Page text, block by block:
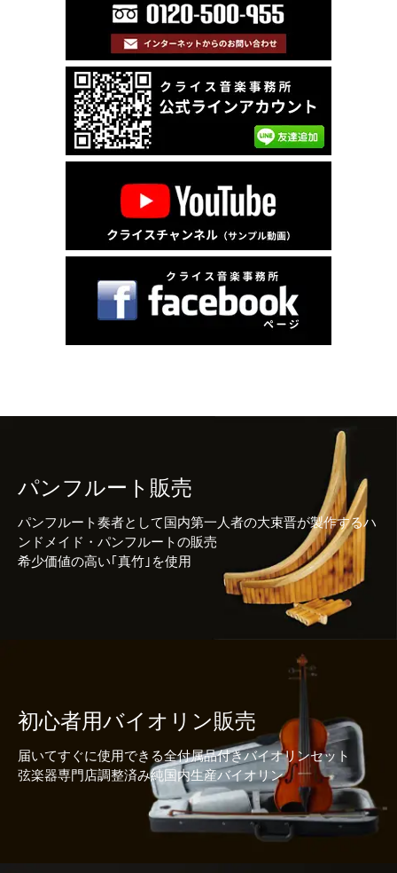
パンフルート販売
パンフルート奏者として国内第一人者の大束晋が製作するハ
ンドメイド・パンフルートの販売
希少価値の高い｢真竹｣を使用
初心者用バイオリン販売
届いてすぐに使用できる全付属品付きバイオリンセット
弦楽器専門店調整済み純国内生産バイオリン